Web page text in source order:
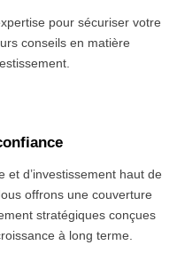
pour sécuriser votre
conseils en matière
et d’investissement haut de
offrons une couverture
stratégiques conçues
à long terme.